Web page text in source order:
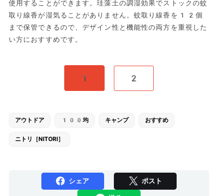
使用することができます。珪藻土の調湿効果でストックの蚊
取り線香が湿気ることがありません。蚊取り線香を12個
まで保管できるので、デザイン性と機能性の両方を重視した
い方におすすめです。
1 2
アウトドア 100均 キャンプ おすすめ
ニトリ［NITORI］
シェア ポスト